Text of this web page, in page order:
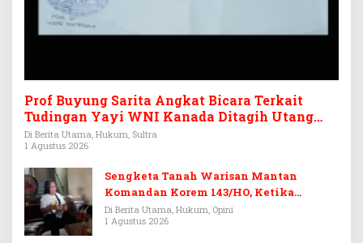
Prof Buyung Sarita Angkat Bicara Terkait
Tudingan Yayi WNI Kanada Ditagih Utang
Rp3,6 Miliar
Di Berita Utama, Hukum, Sultra
1 Agustus 2026
Sengketa Tanah Warisan Mantan
Komandan Korem 143/HO, Ketika
Warisan Menjadi Arena Pemerasan
Di Berita Utama, Hukum, Opini
1 Agustus 2026